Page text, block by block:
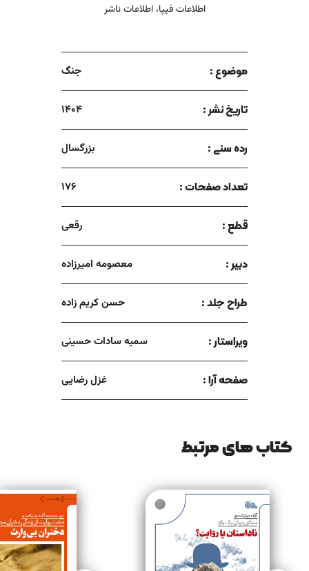
اطلاعات فیپا، اطلاعات ناشر
موضوع : جنگ
تاریخ نشر : 1404
رده سنی : بزرگسال
تعداد صفحات : 176
قطع : رقعی
دبیر : معصومه امیرزاده
طراح جلد : حسن کریم زاده
ویراستار : سمیه سادات حسینی
صفحه آرا : غزل رضایی
کتاب های مرتبط